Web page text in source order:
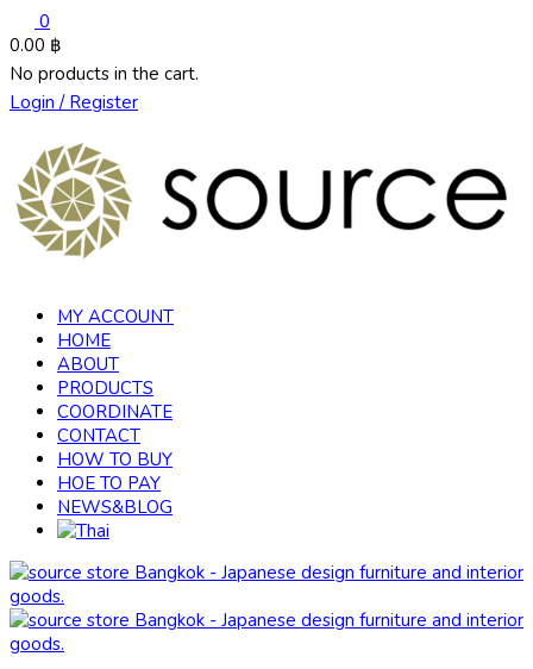
0
0.00 ฿
No products in the cart.
Login / Register
MY ACCOUNT
HOME
ABOUT
PRODUCTS
COORDINATE
CONTACT
HOW TO BUY
HOE TO PAY
NEWS&BLOG